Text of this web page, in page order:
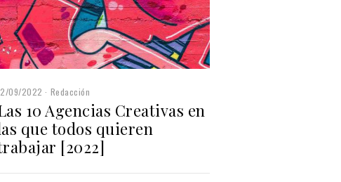
09/2022 Redacción
10 Agencias Creativas en
que todos quieren
[2022]